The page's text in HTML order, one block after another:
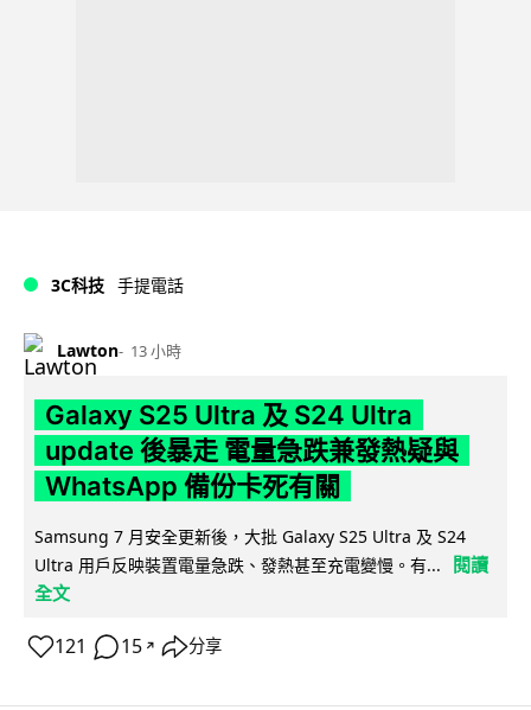
3C科技 手提電話
Lawton 13 小時
Galaxy S25 Ultra 及 S24 Ultra
update 後暴走 電量急跌兼發熱疑與
WhatsApp 備份卡死有關
Samsung 7 月安全更新後，大批 Galaxy S25 Ultra 及 S24
Ultra 用戶反映裝置電量急跌、發熱甚至充電變慢。有...
閱讀
全文
121 15 ↗ 分享